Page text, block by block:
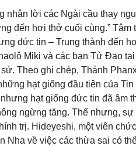
nhận lời các Ngài cầu thay
đến hơi thở cuối cùng.”
đức tin – Trung thành đến
Miki và các bạn Tử Đạo
Theo ghi chép, Thánh
hạt giống đầu tiên của
hạt giống đức tin đã âm
ngừng tăng. Thế nhưng, sự
trị. Hideyeshi, một viên
Nha về việc các thừa sai có